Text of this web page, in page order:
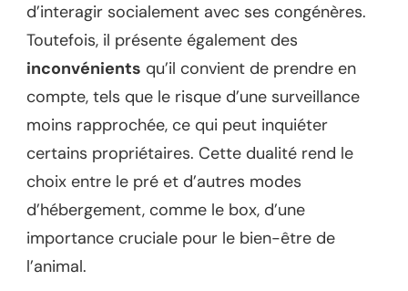
d’interagir socialement avec ses congénères.
Toutefois, il présente également des
inconvénients qu’il convient de prendre en
compte, tels que le risque d’une surveillance
moins rapprochée, ce qui peut inquiéter
certains propriétaires. Cette dualité rend le
choix entre le pré et d’autres modes
d’hébergement, comme le box, d’une
importance cruciale pour le bien-être de
l’animal.